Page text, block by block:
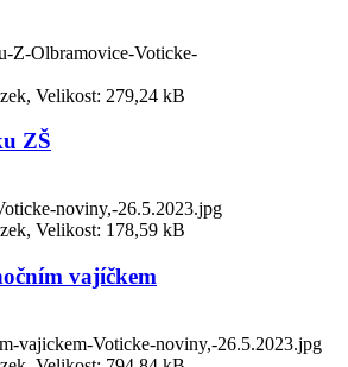
Z-Olbramovice-Voticke-
Velikost: 279,24 kB
ZŠ
noviny,-26.5.2023.jpg
Velikost: 178,59 kB
vajíčkem
vajickem-Voticke-noviny,-26.5.2023.jpg